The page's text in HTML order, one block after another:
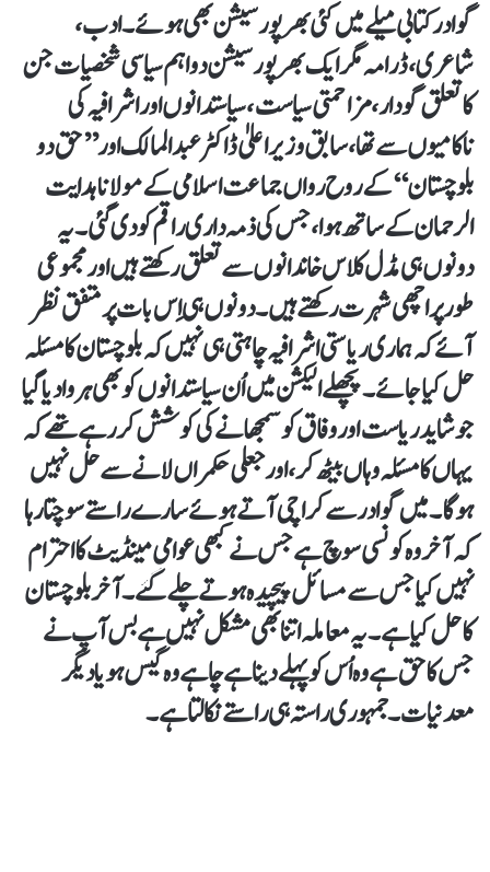
گوادر کتابی میلے میں کئی بھرپور سیشن بھی ہوئے۔ ادب،
شاعری، ڈرامہ مگر ایک بھرپور سیشن دو اہم سیاسی شخصیات جن
کا تعلق گودار، مزاحمتی سیاست ، سیاستدانوں اور اشرافیہ کی
ناکامیوں سے تھا، سابق وزیراعلیٰ ڈاکٹر عبدالمالک اور ’’حق دو
بلوچستان‘‘ کے روح رواں جماعت اسلامی کے مولانا ہدایت
الرحمان کے ساتھ ہوا، جس کی ذمہ داری راقم کو دی گئی۔ یہ
دونوں ہی مڈل کلاس خاندانوں سے تعلق رکھتے ہیں اور مجموعی
طور پر اچھی شہرت رکھتے ہیں۔ دونوں ہی اِس بات پر متفق نظر
آئے کہ ہماری ریاستی اشرافیہ چاہتی ہی نہیں کہ بلوچستان کا مسئلہ
حل کیا جائے۔ پچھلے الیکشن میں اُن سیاستدانوں کو بھی ہروا دیا گیا
جو شاید ریاست اور وفاق کو سمجھانے کی کوشش کر رہے تھے کہ
یہاں کا مسئلہ وہاں بیٹھ کر، اور جعلی حکمراں لانے سے حل نہیں
ہوگا۔ میں گوادر سے کراچی آتے ہوئے سارے راستے سوچتا رہا
کہ آخر وہ کونسی سوچ ہے جس نے کبھی عوامی مینڈیٹ کا احترام
نہیں کیا جس سے مسائل پیچیدہ ہوتے چلے گئے۔ آخر بلوچستان
کا حل کیا ہے۔ یہ معاملہ اتنا بھی مشکل نہیں ہے بس آپ نے
جس کا حق ہے وہ اُس کو پہلے دینا ہے چاہے وہ گیس ہو یا دیگر
معدنیات۔ جمہوری راستہ ہی راستے نکالتا ہے۔